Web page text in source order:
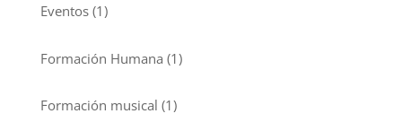
Eventos(1)
Formación Humana (1)
Formación musical (1)